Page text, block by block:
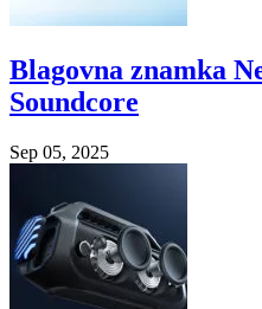
Blagovna znamka
Soundcore
Sep 05, 2025